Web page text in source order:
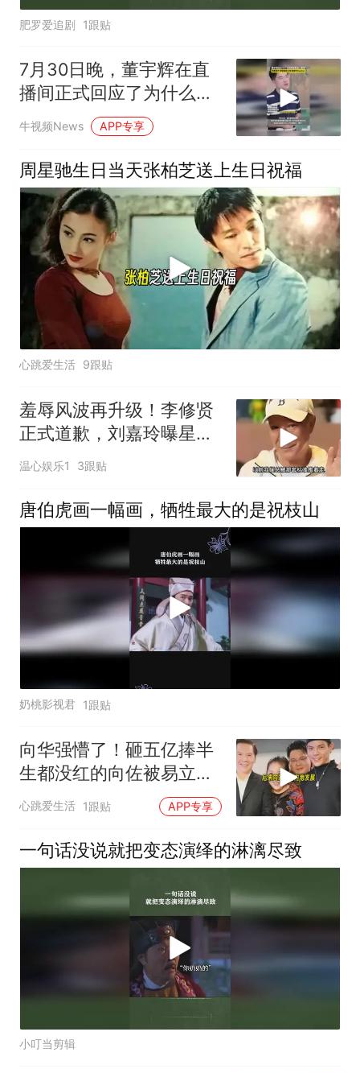
肥罗爱追剧 1跟贴
7月30日晚，董宇辉在直
播间正式回应了为什么不
在直播中称呼周星驰为“星
牛视频News APP专享
周星驰生日当天张柏芝送上生日祝福
心跳爱生活 9跟贴
羞辱风波再升级！李修贤
正式道歉，刘嘉玲曝星爷
私生活，舆论反转
温心娱乐1 3跟贴
唐伯虎画一幅画，牺牲最大的是祝枝山
奶桃影视君 1跟贴
向华强懵了！砸五亿捧半
生都没红的向佐被易立竟
一次采访推上顶峰
心跳爱生活 1跟贴 APP专享
一句话没说就把变态演绎的淋漓尽致
小叮当剪辑